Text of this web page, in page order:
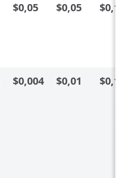
$0,05 $0,05
$0,004 $0,01